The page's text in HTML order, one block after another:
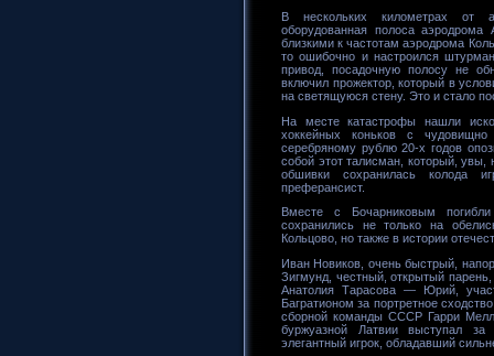
В нескольких километрах от
оборудованная полоса
близкими к частотам аэродрома
то ошибочно и настроился
привод, посадочную полосу не
включил прожектор, который в
на светящуюся стену. Это и стало
На месте катастрофы нашли
хоккейных коньков с
серебряному рублю 20-х годов
собой этот талисман, который, увы,
обшивки сохранилась колода
преферансист.
Вместе с Бочарниковым
сохранились не только на
Кольцово, но также в истории
Иван Новиков, очень быстрый,
Зигмунд, честный, открытый
Анатолия Тарасова — Юрий,
Багратионом за портретное
сборной команды СССР Гарри
буржуазной Латвии выступал
элегантный игрок, обладавший